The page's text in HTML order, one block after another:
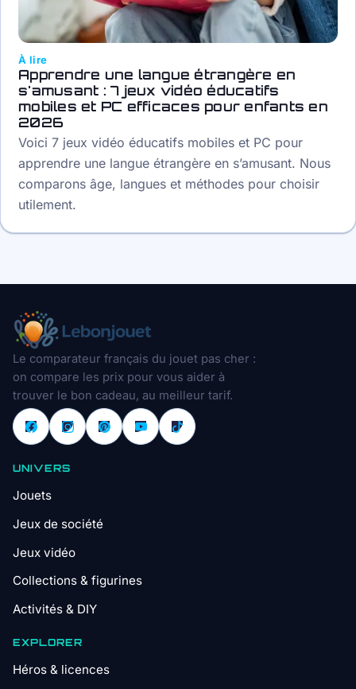
À lire
Apprendre une langue étrangère en
s'amusant : 7 jeux vidéo éducatifs
mobiles et PC efficaces pour enfants en
2026
Voici 7 jeux vidéo éducatifs mobiles et PC pour
apprendre une langue étrangère en s’amusant. Nous
comparons âge, langues et méthodes pour choisir
utilement.
Le comparateur français du jouet pas cher :
on compare les prix pour vous aider à
trouver le bon cadeau, au meilleur tarif.
UNIVERS
Jouets
Jeux de société
Jeux vidéo
Collections & figurines
Activités & DIY
EXPLORER
Héros & licences